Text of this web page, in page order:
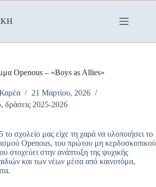
Openous – «Boys as Allies»
21 Μαρτίου, 2026
, δράσεις 2025-2026
σχολείο μας είχε τη χαρά να υλοποιήσει το
Openous, του πρώτου μη κερδοσκοπικού
στοχεύει στην ανάπτυξη της ψυχικής
και των νέων μέσα από καινοτόμα,